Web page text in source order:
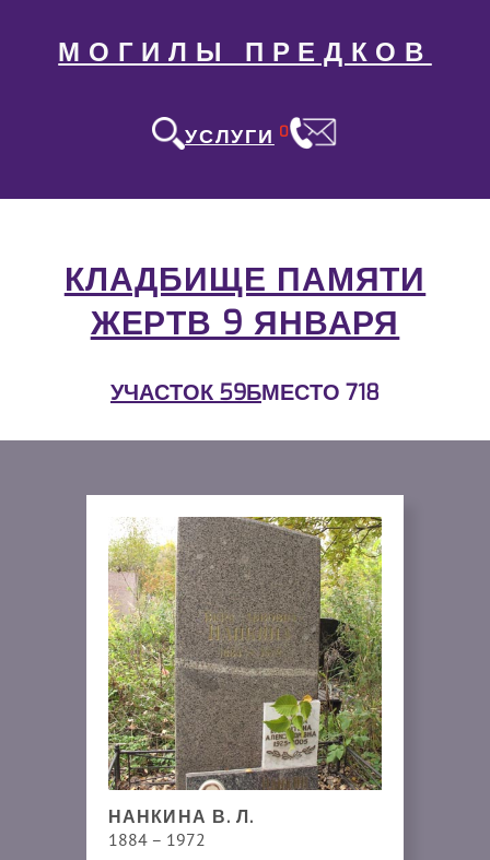
МОГИЛЫ ПРЕДКОВ
УСЛУГИ 0
КЛАДБИЩЕ ПАМЯТИ
ЖЕРТВ 9 ЯНВАРЯ
УЧАСТОК 59БМЕСТО 718
НАНКИНА В. Л.
1884 – 1972